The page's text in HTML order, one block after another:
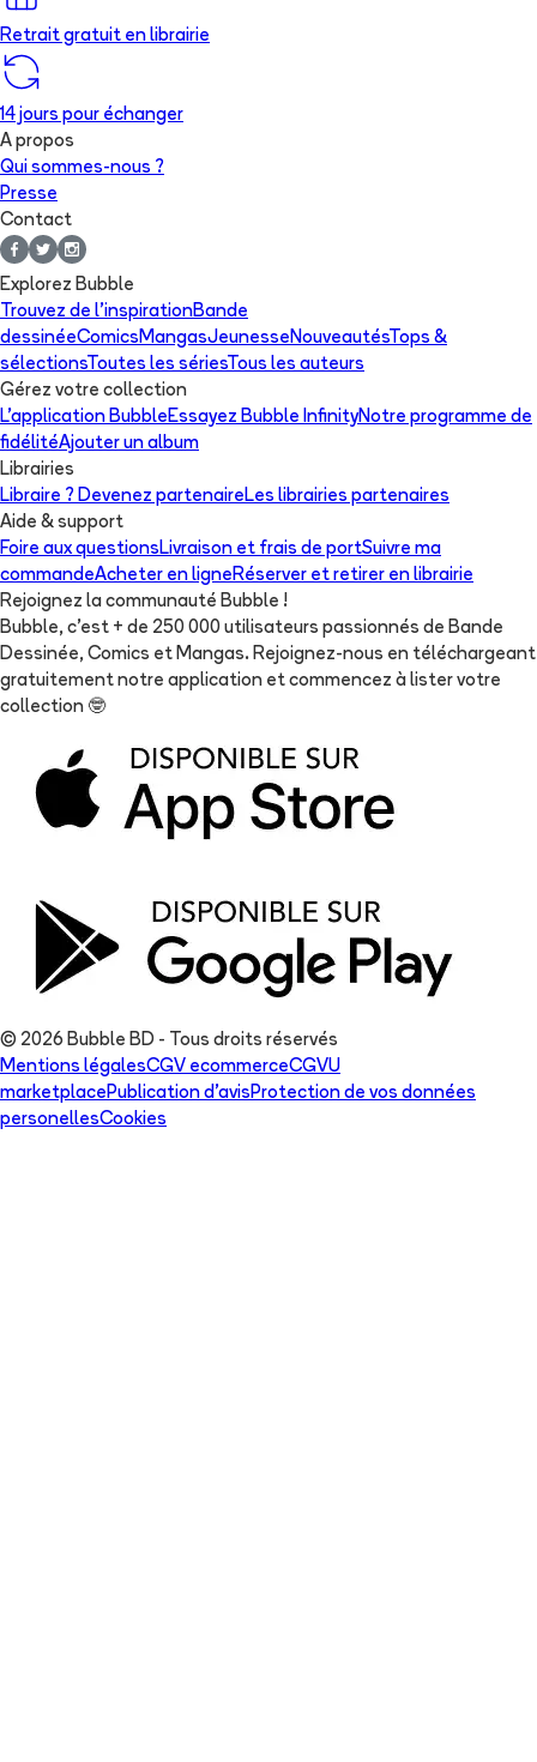
Retrait gratuit en librairie
14 jours pour échanger
A propos
Qui sommes-nous ?
Presse
Contact
Explorez Bubble
Trouvez de l'inspirationBande
dessinéeComics MangasJeunesse NouveautésTops &
sélectionsToutes les sériesTous les auteurs
Gérez votre collection
L'application Bubble Essayez Bubble InfinityNotre programme de
fidélitéAjouter un album
Librairies
Libraire ? Devenez partenaire Les librairies partenaires
Aide & support
Foire aux questions Livraison et frais de portSuivre ma
commandeAcheter en ligne Réserver et retirer en librairie
Rejoignez la communauté Bubble !
Bubble, c'est + de 250 000 utilisateurs passionnés de Bande
Dessinée, Comics et Mangas. Rejoignez-nous en téléchargeant
gratuitement notre application et commencez à lister votre
collection 🤓
© 2026 Bubble BD - Tous droits réservés
Mentions légalesCGV ecommerceCGVU
marketplace Publication d'avis Protection de vos données
personellesCookies